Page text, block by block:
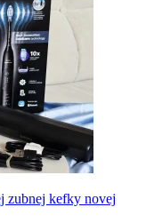
zubnej kefky novej